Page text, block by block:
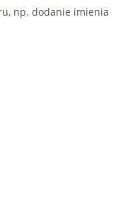
np. dodanie imienia